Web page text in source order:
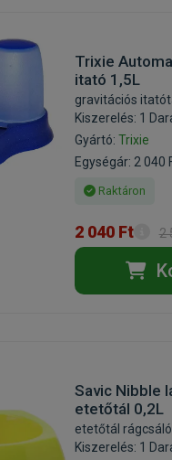
Trixie
itató 1,5L
gravitációs
Kiszerelés: 1
Gyártó: Trixie
Egységár: 2 040
Raktáron
2 040 Ft 2
Savic Nibble
etetőtál 0,2L
etetőtál
Kiszerelés: 1